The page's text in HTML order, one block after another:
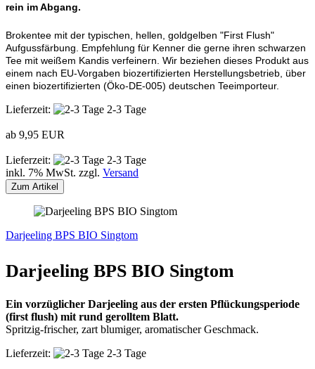
rein im Abgang.
Brokentee mit der typischen, hellen, goldgelben "First Flush"
Aufgussfärbung. Empfehlung für Kenner die gerne ihren schwarzen
Tee mit weißem Kandis verfeinern. Wir beziehen dieses Produkt aus
einem nach EU-Vorgaben biozertifizierten Herstellungsbetrieb, über
einen biozertifizierten (Öko-DE-005) deutschen Teeimporteur.
Lieferzeit: 2-3 Tage
ab 9,95 EUR
Lieferzeit:
2-3 Tage
inkl. 7% MwSt. zzgl. Versand
Zum Artikel
Darjeeling BPS BIO Singtom
Darjeeling BPS BIO Singtom
Ein vorzüglicher Darjeeling aus der ersten Pflückungsperiode
(first flush) mit rund gerolltem Blatt.
Spritzig-frischer, zart blumiger, aromatischer Geschmack.
Lieferzeit:
2-3 Tage